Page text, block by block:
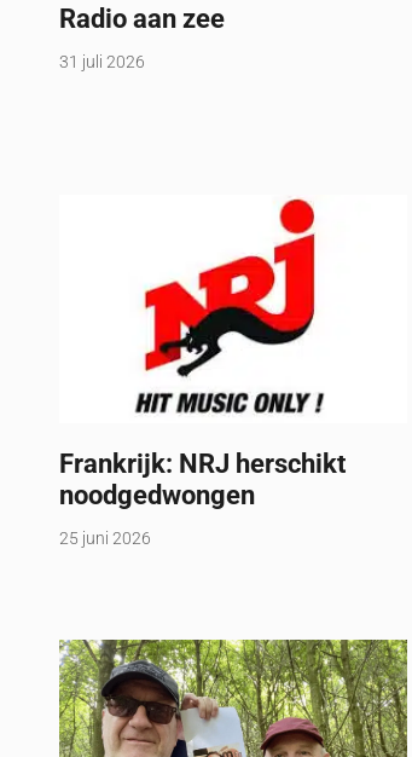
Radio aan zee
31 juli 2026
Frankrijk: NRJ herschikt
noodgedwongen
25 juni 2026